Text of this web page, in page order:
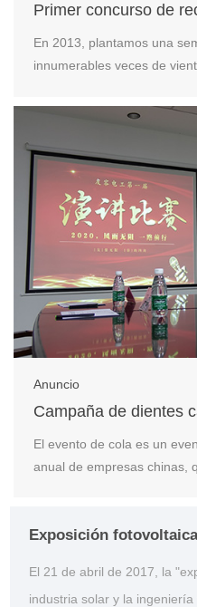
Primer concurso de
En 2013, plantamos una
innumerables veces de
presentes han sido testigos
semilla y de la exitosa
plan quinquenal. Ahora nos
Anuncio
Campaña de dientes
El evento de cola es un
anual de empresas chinas,
un evento de cola en la
Exposición
El 21 de abril de 2017, la
industria solar y la ingeniería